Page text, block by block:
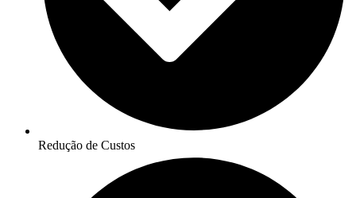
Redução de Custos